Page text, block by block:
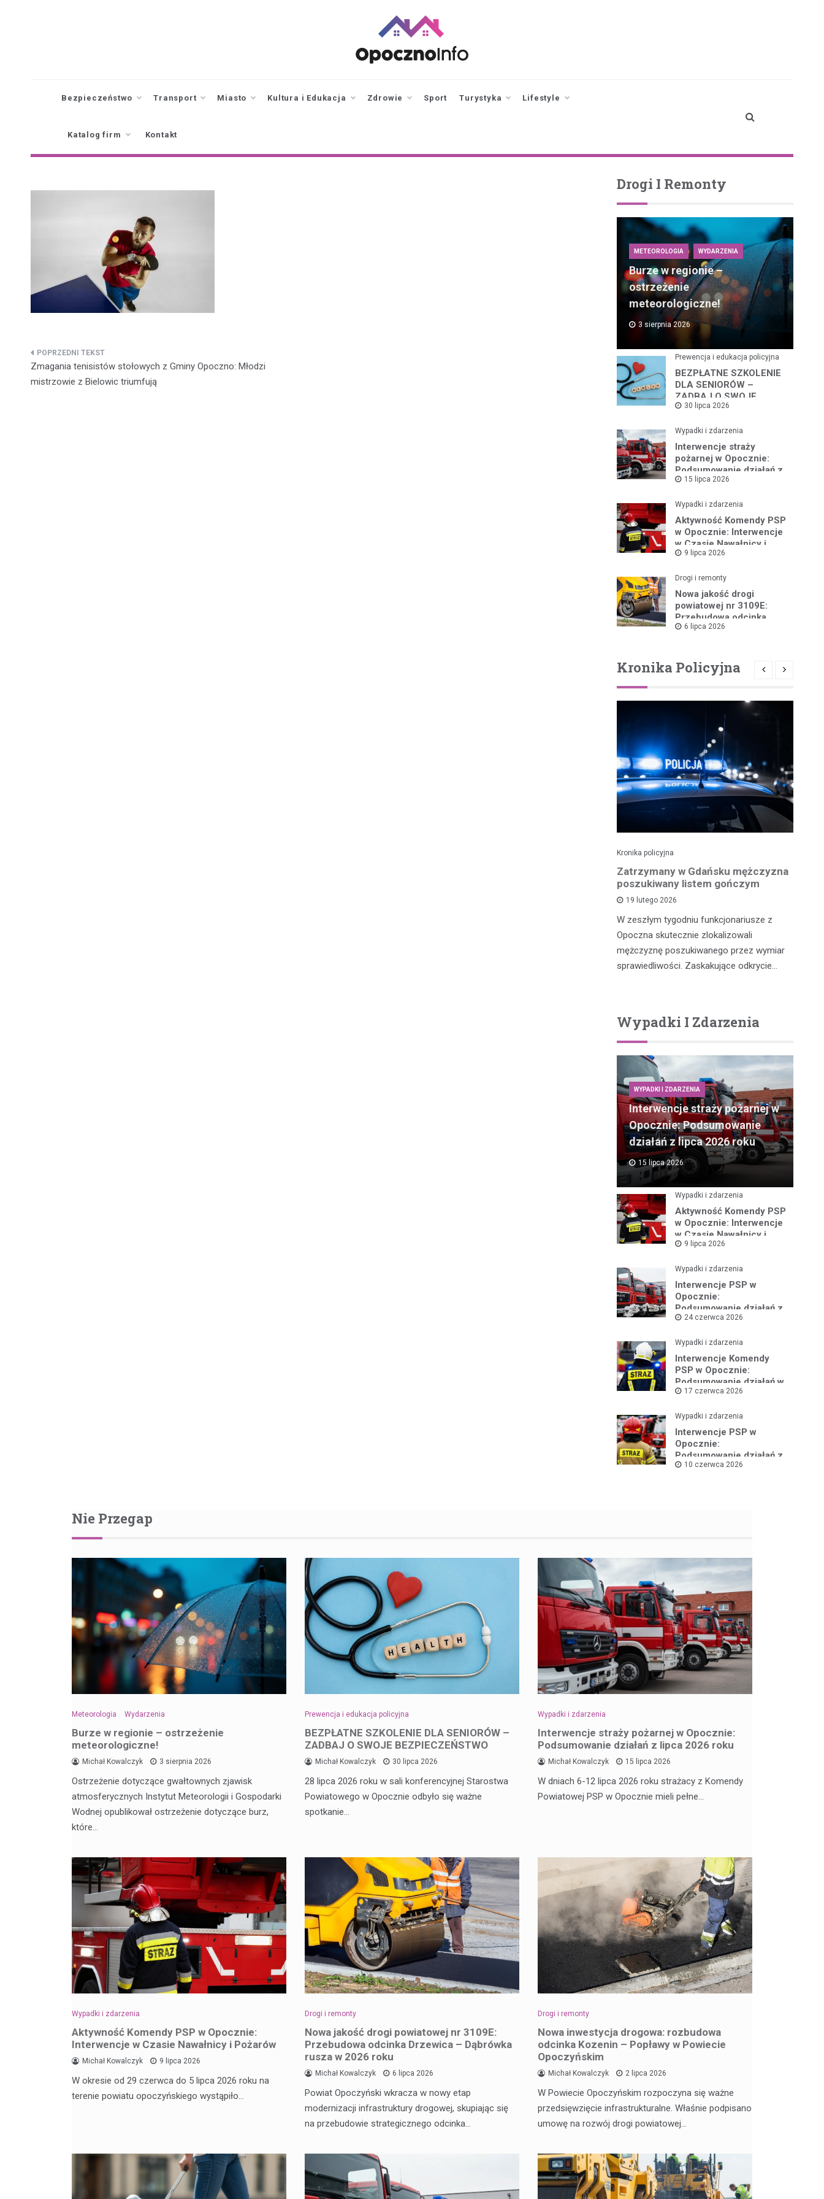
Bezpieczeństwo Transport Miasto Kultura i Edukacja Zdrowie Sport Turystyka Lifestyle
Katalog firm Kontakt
Nawigacja
wpisu
Zmagania tenisistów stołowych z Gminy Opoczno: Młodzi
mistrzowie z Bielowic triumfują
Drogi I Remonty
METEOROLOGIA WYDARZENIA
Burze w regionie –
ostrzeżenie
meteorologiczne!
3 sierpnia 2026
Prewencja i edukacja policyjna
BEZPŁATNE SZKOLENIE
DLA SENIORÓW –
ZADBAJ O SWOJE
BEZPIECZEŃSTWO
30 lipca 2026
Wypadki i zdarzenia
Interwencje straży
pożarnej w Opocznie:
Podsumowanie działań z
lipca 2026 roku
15 lipca 2026
Wypadki i zdarzenia
Aktywność Komendy PSP
w Opocznie: Interwencje
w Czasie Nawałnicy i
Pożarów
9 lipca 2026
Drogi i remonty
Nowa jakość drogi
powiatowej nr 3109E:
Przebudowa odcinka
Drzewica – Dąbrówka
6 lipca 2026
Kronika Policyjna
Kronika policyjna
Zatrzymany w Gdańsku mężczyzna
poszukiwany listem gończym
19 lutego 2026
W zeszłym tygodniu funkcjonariusze z
Opoczna skutecznie zlokalizowali
mężczyznę poszukiwanego przez wymiar
sprawiedliwości. Zaskakujące odkrycie…
Wypadki I Zdarzenia
WYPADKI I ZDARZENIA
Interwencje straży pożarnej w
Opocznie: Podsumowanie
działań z lipca 2026 roku
15 lipca 2026
Wypadki i zdarzenia
Aktywność Komendy PSP
w Opocznie: Interwencje
w Czasie Nawałnicy i
Pożarów
9 lipca 2026
Wypadki i zdarzenia
Interwencje PSP w
Opocznie:
Podsumowanie działań z
czerwca 2026 roku
24 czerwca 2026
Wypadki i zdarzenia
Interwencje Komendy
PSP w Opocznie:
Podsumowanie działań w
czerwcu 2026
17 czerwca 2026
Wypadki i zdarzenia
Interwencje PSP w
Opocznie:
Podsumowanie działań z
pierwszej połowy
10 czerwca 2026
Nie Przegap
Meteorologia Wydarzenia
Burze w regionie – ostrzeżenie
meteorologiczne!
Michał Kowalczyk 3 sierpnia 2026
Ostrzeżenie dotyczące gwałtownych zjawisk
atmosferycznych Instytut Meteorologii i Gospodarki
Wodnej opublikował ostrzeżenie dotyczące burz,
które…
Prewencja i edukacja policyjna
BEZPŁATNE SZKOLENIE DLA SENIORÓW –
ZADBAJ O SWOJE BEZPIECZEŃSTWO
Michał Kowalczyk 30 lipca 2026
28 lipca 2026 roku w sali konferencyjnej Starostwa
Powiatowego w Opocznie odbyło się ważne
spotkanie…
Wypadki i zdarzenia
Interwencje straży pożarnej w Opocznie:
Podsumowanie działań z lipca 2026 roku
Michał Kowalczyk 15 lipca 2026
W dniach 6-12 lipca 2026 roku strażacy z Komendy
Powiatowej PSP w Opocznie mieli pełne…
Wypadki i zdarzenia
Aktywność Komendy PSP w Opocznie:
Interwencje w Czasie Nawałnicy i Pożarów
Michał Kowalczyk 9 lipca 2026
W okresie od 29 czerwca do 5 lipca 2026 roku na
terenie powiatu opoczyńskiego wystąpiło…
Drogi i remonty
Nowa jakość drogi powiatowej nr 3109E:
Przebudowa odcinka Drzewica – Dąbrówka
rusza w 2026 roku
Michał Kowalczyk 6 lipca 2026
Powiat Opoczyński wkracza w nowy etap
modernizacji infrastruktury drogowej, skupiając się
na przebudowie strategicznego odcinka…
Drogi i remonty
Nowa inwestycja drogowa: rozbudowa
odcinka Kozenin – Popławy w Powiecie
Opoczyńskim
Michał Kowalczyk 2 lipca 2026
W Powiecie Opoczyńskim rozpoczyna się ważne
przedsięwzięcie infrastrukturalne. Właśnie podpisano
umowę na rozwój drogi powiatowej…